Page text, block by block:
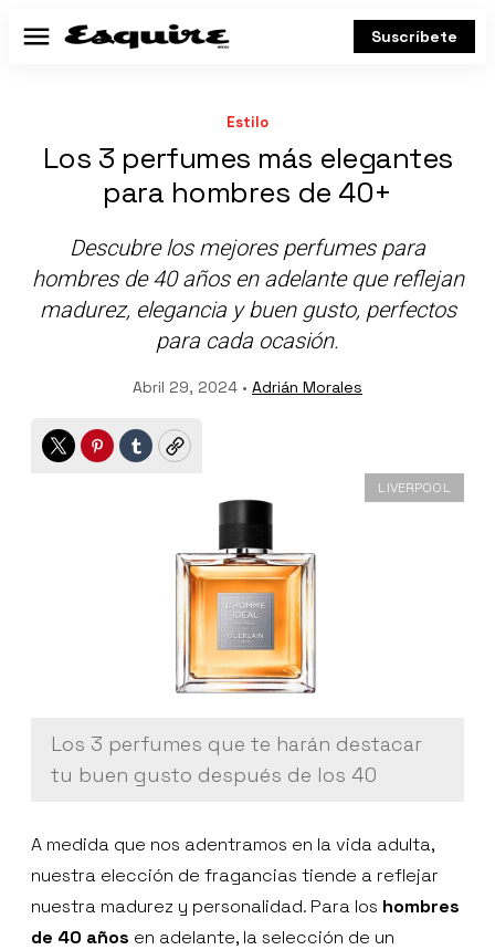
Menú Suscríbete
Estilo
Los 3 perfumes más elegantes
para hombres de 40+
Descubre los mejores perfumes para
hombres de 40 años en adelante que reflejan
madurez, elegancia y buen gusto, perfectos
para cada ocasión.
Abril 29, 2024 • Adrián Morales
TwitterPinterest
TumblrCopy
Los 3 perfumes que te harán destacar
tu buen gusto después de los 40
LIVERPOOL
A medida que nos adentramos en la vida adulta,
nuestra elección de fragancias tiende a reflejar
nuestra madurez y personalidad. Para los hombres
de 40 años en adelante, la selección de un